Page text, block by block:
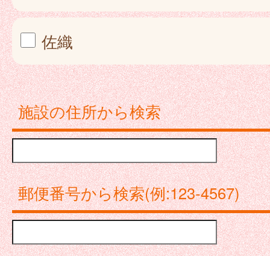
佐織
施設の住所から検索
郵便番号から検索(例:123-4567)